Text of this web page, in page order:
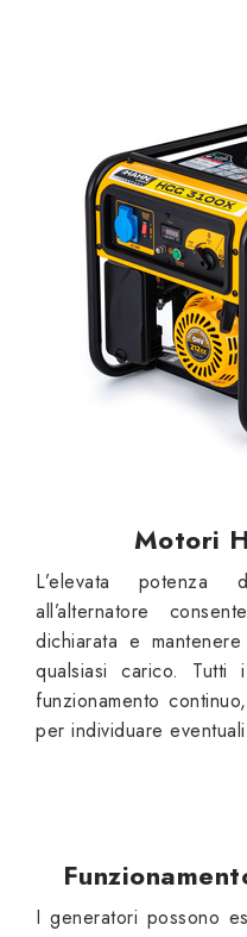
Motori
L’elevata
all’alternatore
dichiarata e
qualsiasi carico.
funzionamento
per individuare
I generatori possono